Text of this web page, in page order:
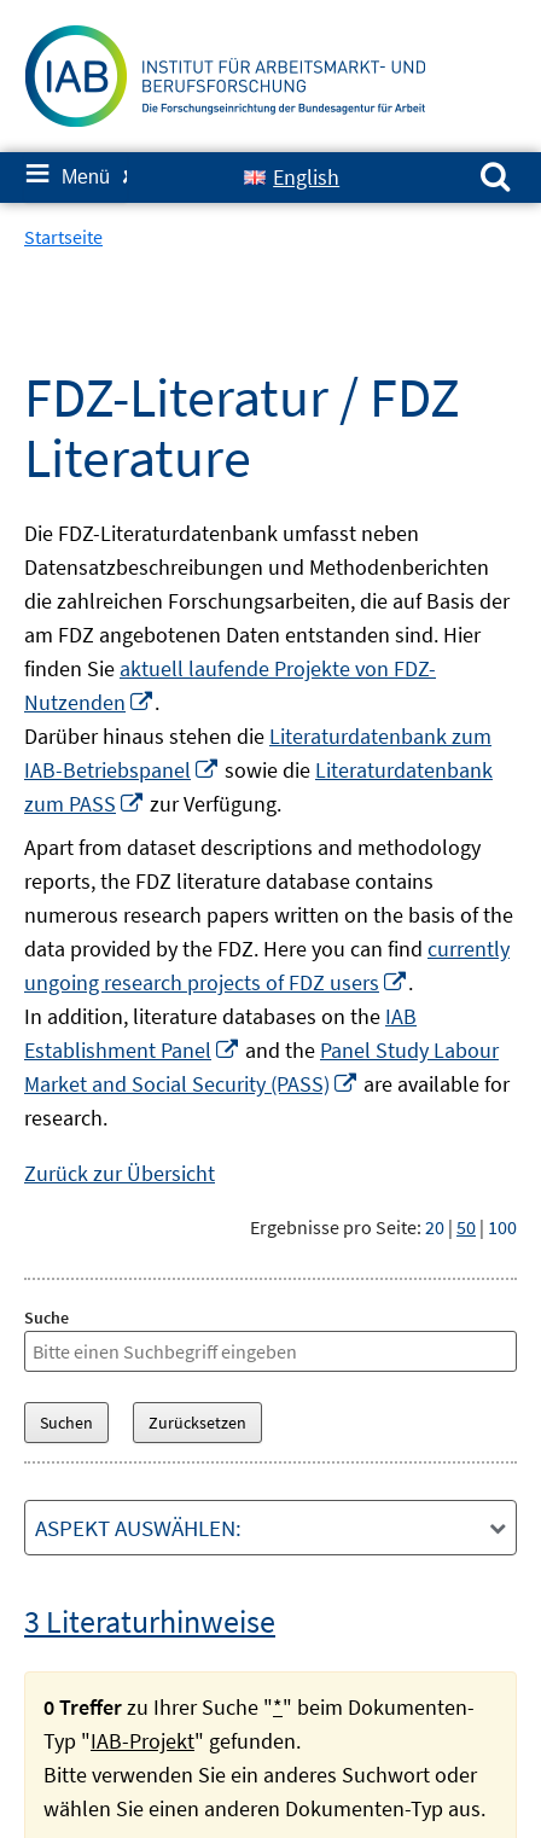
zum
Inhalt
≡ Menü ✘ English
Suchen nach:
Startseite
FDZ-Literatur / FDZ
Literature
Die FDZ-Literaturdatenbank umfasst neben
Datensatzbeschreibungen und Methodenberichten
die zahlreichen Forschungsarbeiten, die auf Basis der
am FDZ angebotenen Daten entstanden sind. Hier
finden Sie aktuell laufende Projekte von FDZ-
Nutzenden
neuem
Fenster
öffnen
.
Darüber hinaus stehen die Literaturdatenbank zum
IAB-Betriebspanel
In
neuem
Fenster
öffnen
sowie die Literaturdatenbank
zum PASS
In
Fenster
öffnen
zur Verfügung.
Apart from dataset descriptions and methodology
reports, the FDZ literature database contains
numerous research papers written on the basis of the
data provided by the FDZ. Here you can find currently
ungoing research projects of FDZ users
neuem
Fenster
öffnen
.
In addition, literature databases on the IAB
Establishment Panel
In
neuem
Fenster
and the Panel Study Labour
Market and Social Security (PASS)
In
are available for
research.
Zurück zur Übersicht
Ergebnisse pro Seite: 20 | 50 | 100
Suche
ASPEKT AUSWÄHLEN:
3 Literaturhinweise
0 Trefferzu Ihrer Suche "*" beim Dokumenten-
Typ "IAB-Projekt" gefunden.
Bitte verwenden Sie ein anderes Suchwort oder
wählen Sie einen anderen Dokumenten-Typ aus.